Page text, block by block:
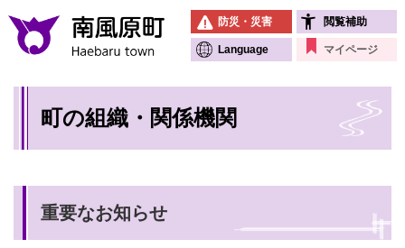
メニューを飛ばして本文へ
防災・災害 閲覧補助
Language マイページ
町の組織・関係機関
重要なお知らせ